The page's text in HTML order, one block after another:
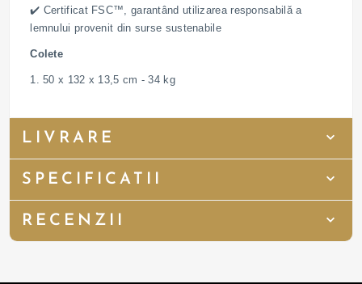
✔️ Certificat FSC™, garantând utilizarea responsabilă a
lemnului provenit din surse sustenabile
Colete
1. 50 x 132 x 13,5 cm - 34 kg
LIVRARE
SPECIFICATII
RECENZII